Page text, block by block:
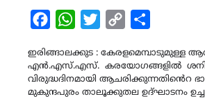
FacebookWhatsAppTwitterCopy
ഇരിങ്ങാലക്കുട : കേരളമെമ്പാടുമുള്ള
എൻ.എസ്‌.എസ്. കരയോഗങ്ങളിൽ
വിരുദ്ധദിനമായി ആചരിക്കുന്നതിൻെറ
മുകുന്ദപുരം താലൂക്കുതല ഉദ്ഘാടനം